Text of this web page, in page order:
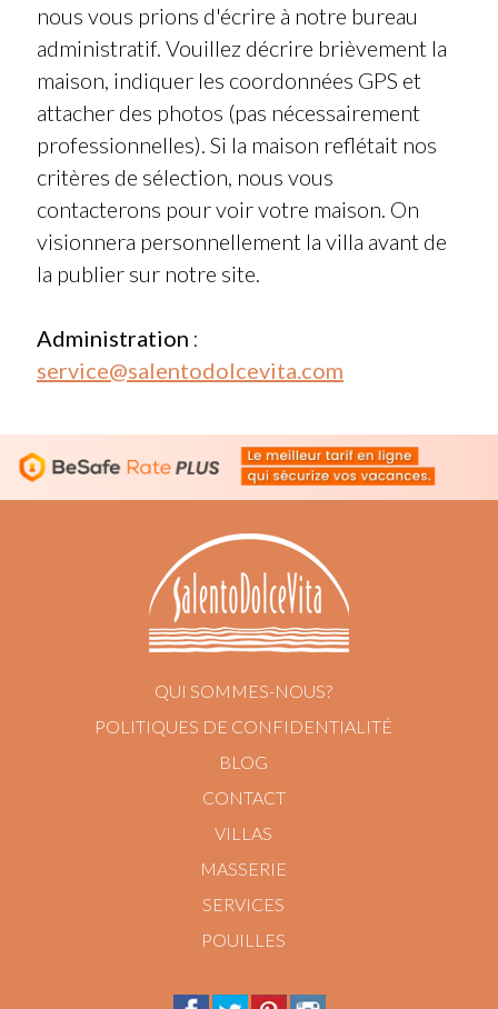
nous vous prions d'écrire à notre bureau
administratif. Vouillez décrire brièvement la
maison, indiquer les coordonnées GPS et
attacher des photos (pas nécessairement
professionnelles). Si la maison reflétait nos
critères de sélection, nous vous
contacterons pour voir votre maison. On
visionnera personnellement la villa avant de
la publier sur notre site.
Administration :
service@salentodolcevita.com
QUI SOMMES-NOUS?
POLITIQUES DE CONFIDENTIALITÉ
BLOG
CONTACT
VILLAS
MASSERIE
SERVICES
POUILLES